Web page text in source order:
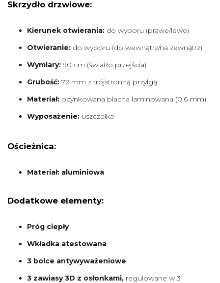
Skrzydło drzwiowe:
Kierunek otwierania: do wyboru (prawe/lewe)
Otwieranie: do wyboru (do wewnątrz/na zewnątrz)
Wymiary: 90 cm (światło przejścia)
Grubość: 72 mm z trójstronną przylgą
Materiał: ocynkowana blacha laminowana (0,6 mm)
Wyposażenie: uszczelka
Ościeżnica:
Materiał: aluminiowa
Dodatkowe elementy:
Próg ciepły
Wkładka atestowana
3 bolce antywyważeniowe
3 zawiasy 3D z osłonkami, regulowane w 3